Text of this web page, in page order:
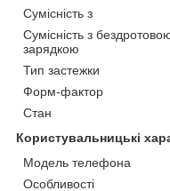
Сумісність з
Сумісність з
зарядкою
Тип застежки
Форм-фактор
Стан
Користувальницькі
Модель телефона
Особливості